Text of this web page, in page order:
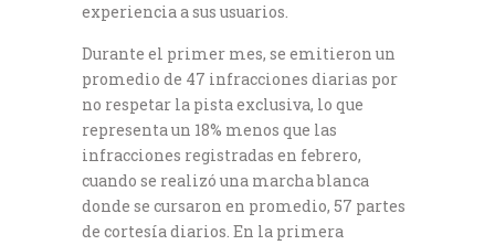
experiencia a sus usuarios.
Durante el primer mes, se emitieron un
promedio de 47 infracciones diarias por
no respetar la pista exclusiva, lo que
representa un 18% menos que las
infracciones registradas en febrero,
cuando se realizó una marcha blanca
donde se cursaron en promedio, 57 partes
de cortesía diarios. En la primera